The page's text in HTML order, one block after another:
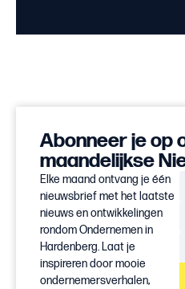
Abonneer je op
maandelijkse
Elke maand ontvang je één
nieuwsbrief met het laatste
nieuws en ontwikkelingen
rondom Ondernemen in
Hardenberg. Laat je
inspireren door mooie
ondernemersverhalen,